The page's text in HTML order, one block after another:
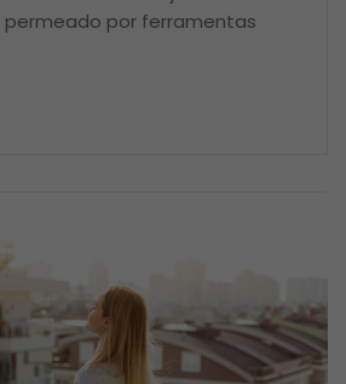
por ferramentas